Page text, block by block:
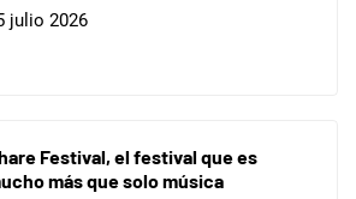
julio 2026
Festival, el festival que es
más que solo música